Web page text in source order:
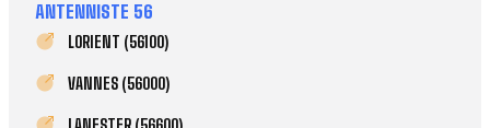
ANTENNISTE 56
LORIENT (56100)
VANNES (56000)